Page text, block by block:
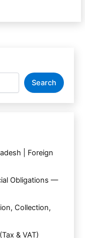
Search
| Foreign
Obligations —
Collection,
& VAT)